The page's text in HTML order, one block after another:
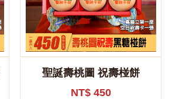
聖誕壽桃圖 祝壽椪餅
NT$ 450